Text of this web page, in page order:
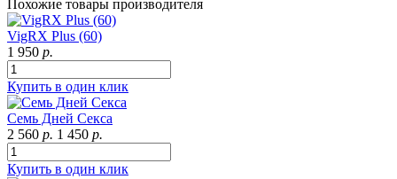
Похожие товары производителя
VigRX Plus (60)
1 950 р.
Купить в один клик
Семь Дней Секса
2 560 р. 1 450 р.
Купить в один клик